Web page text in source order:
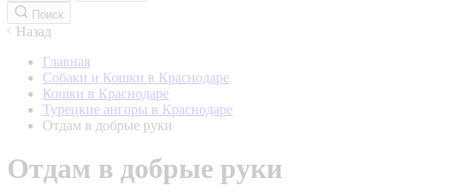
Поиск
Назад
Главная
Собаки и Кошки в Краснодаре
Кошки в Краснодаре
Турецкие ангоры в Краснодаре
Отдам в добрые руки
Отдам в добрые руки